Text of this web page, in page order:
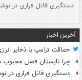
دستگیری قاتل فراری در
آخرین اخبار
حماقت ترامپ با ذخایر
چرا تابستان فصل
دستگیری قاتل فراری در